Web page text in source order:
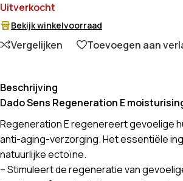
Uitverkocht
Bekijk winkelvoorraad
Vergelijken Toevoegen aan
Beschrijving
Dado Sens Regeneration E
Regeneration E regenereert gevoelige
anti-aging-verzorging. Het essentiële
natuurlijke ectoïne.
– Stimuleert de regeneratie van